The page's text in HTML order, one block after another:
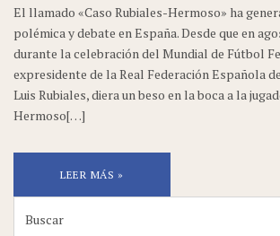
El llamado «Caso Rubiales-Hermoso» ha
polémica y debate en España. Desde que en
durante la celebración del Mundial de Fútbol
expresidente de la Real Federación Española
Luis Rubiales, diera un beso en la boca a la
Hermoso[…]
LEER MÁS »
for: